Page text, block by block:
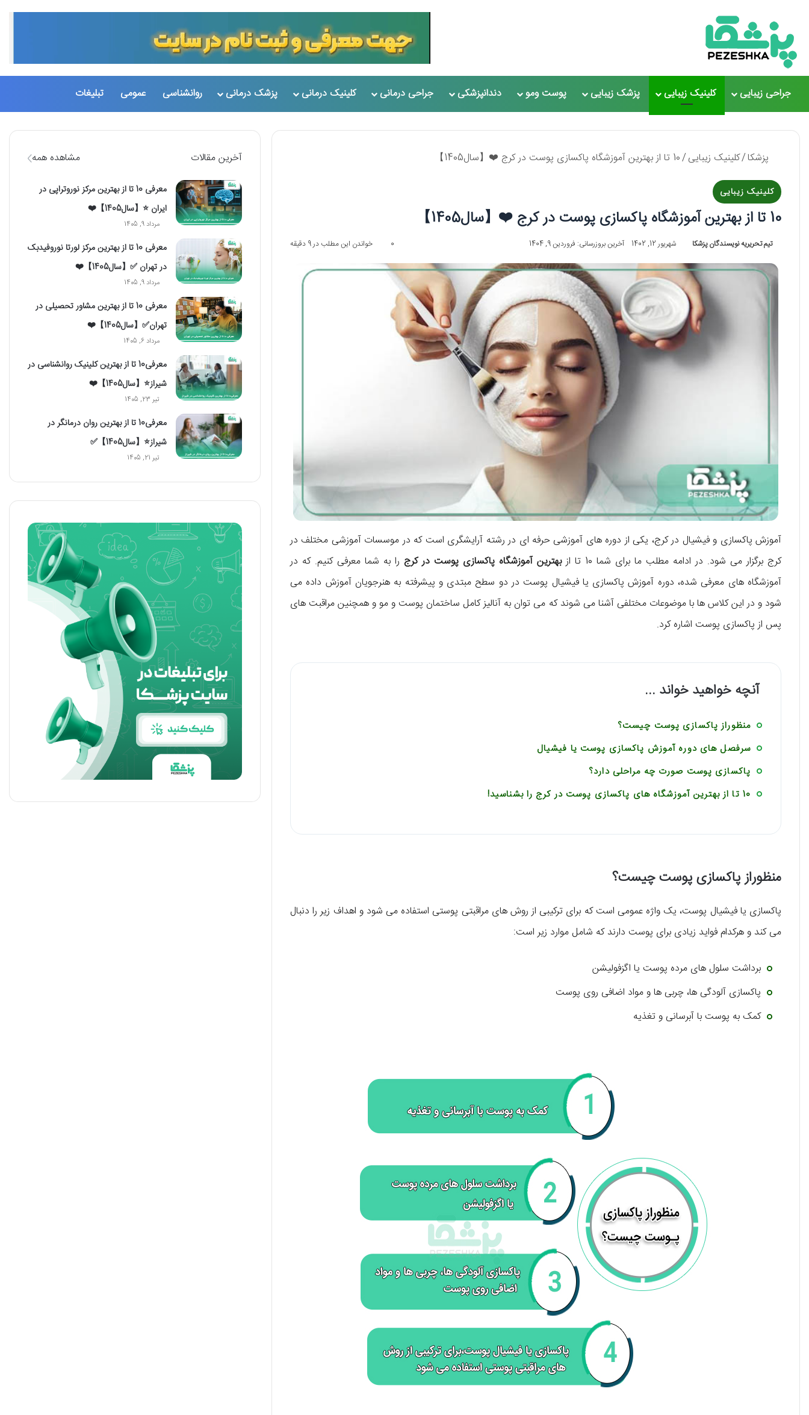
جراحی زیبایی کلینیک زیبایی پزشک زیبایی پوست ومو دندانپزشکی جراحی درمانی کلینیک درمانی پزشک درمانی روانشناسی عمومی تبلیغات
پزشکا/کلینیک زیبایی/10 تا از بهترین آموزشگاه پاکسازی پوست در کرج ❤️【سال1405】
کلینیک زیبایی
10 تا از بهترین آموزشگاه پاکسازی پوست در کرج ❤️【سال1405】
تیم تحریریه نویسندگان پزشکا شهریور 12, 1402 آخرین بروزرسانی: فروردین 9, 1404 0 خواندن این مطلب در 9 دقیقه
آموزش پاکسازی و فیشیال در کرج، یکی از دوره های آموزشی حرفه ای در رشته آرایشگری است که در موسسات آموزشی مختلف در
کرج برگزار می شود. در ادامه مطلب ما برای شما 10 تا از
بهترین آموزشگاه پاکسازی پوست در کرج را به شما معرفی کنیم. که در
آموزشگاه های معرفی شده، دوره آموزش پاکسازی یا فیشیال پوست در دو سطح مبتدی و پیشرفته به هنرجویان آموزش داده می
شود و در این کلاس ها با موضوعات مختلفی آشنا می شوند که می توان به آنالیز کامل ساختمان پوست و مو و همچنین مراقبت های
پس از پاکسازی پوست اشاره کرد.
آنچه خواهید خواند ...
منظوراز پاکسازی پوست چیست؟
سرفصل های دوره آموزش پاکسازی پوست یا فیشیال
پاکسازی پوست صورت چه مراحلی دارد؟
10 تا از بهترین آموزشگاه های پاکسازی پوست در کرج را بشناسید!
منظوراز پاکسازی پوست چیست؟
پاکسازی یا فیشیال پوست، یک واژه عمومی است که برای ترکیبی از روش های مراقبتی پوستی استفاده می شود و اهداف زیر را دنبال
می کند و هرکدام فواید زیادی برای پوست دارند که شامل موارد زیر است:
برداشت سلول های مرده پوست یا اگزفولیشن
پاکسازی آلودگی ها، چربی ها و مواد اضافی روی پوست
کمک به پوست با آبرسانی و تغذیه
آخرین مقالات مشاهده همه
معرفی 10 تا از بهترین مرکز نوروتراپی در
ایران ⭐【سال1405】❤️
مرداد 9, 1405
معرفی 10 تا از بهترین مرکز لورتا نوروفیدبک
در تهران ✅【سال1405】❤️
مرداد 9, 1405
معرفی 10 تا از بهترین مشاور تحصیلی در
تهران✅【سال1405】❤️
مرداد 6, 1405
معرفی10 تا از بهترین کلینیک روانشناسی در
شیراز⭐【سال1405】❤️
تیر 23, 1405
معرفی10 تا از بهترین روان درمانگر در
شیراز⭐【سال1405】✅
تیر 21, 1405